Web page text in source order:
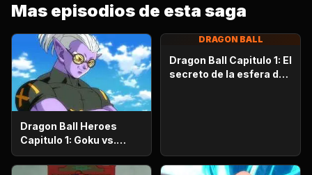
Mas episodios de esta saga
Dragon Ball Heroes
Capitulo 1: Goku vs.
Goku. Inicia una
apasionante batalla en
DRAGON BALL
Dragon Ball Capitulo 1: El
secreto de la esfera del